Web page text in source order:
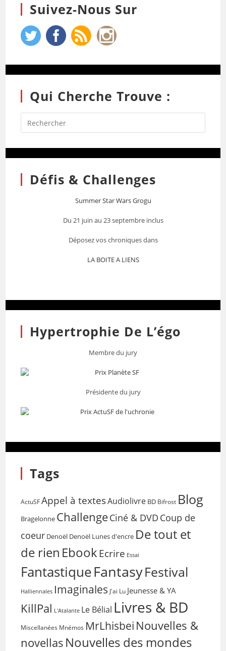
Suivez-Nous Sur
Qui Cherche Trouve :
Défis & Challenges
Summer Star Wars Grogu
Du 21 juin au 23 septembre inclus
Déposez vos chroniques dans
LA BOITE A LIENS
Hypertrophie De L’égo
Membre du jury
Présidente du jury
Tags
ActuSF Appel à textesAudiolivre BD Bifrost Blog
Bragelonne ChallengeCiné & DVD Coup de
coeur Denoël Denoël Lunes d'encre De tout et
de rien EbookEcrire Essai
FantastiqueFantasyFestival
Halliennales Imaginales J'ai Lu Jeunesse & YA
KillPal L'Atalante Le Bélial Livres & BD
Miscellanées Mnémos MrLhisbei Nouvelles &
novellas Nouvelles des mondes